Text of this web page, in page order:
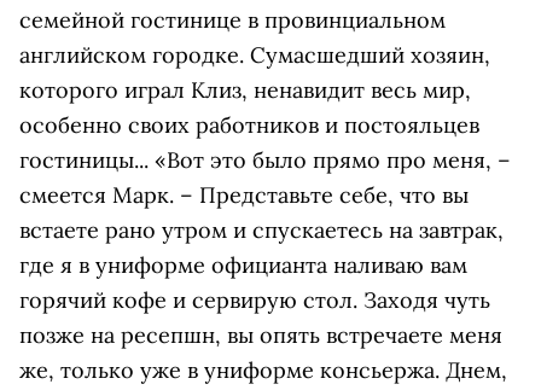
семейной гостинице в провинциальном
английском городке. Сумасшедший хозяин,
которого играл Клиз, ненавидит весь мир,
особенно своих работников и постояльцев
гостиницы... «Вот это было прямо про меня, –
смеется Марк. – Представьте себе, что вы
встаете рано утром и спускаетесь на завтрак,
где я в униформе официанта наливаю вам
горячий кофе и сервирую стол. Заходя чуть
позже на ресепшн, вы опять встречаете меня
же, только уже в униформе консьержа. Днем,